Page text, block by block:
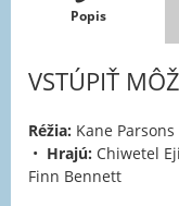
Popis
VSTÚPIŤ
Réžia: Kane Parsons
• Hrajú: Chiwetel
Finn Bennett